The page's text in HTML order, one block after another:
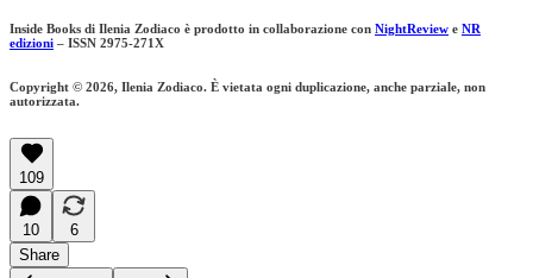
Inside Books di Ilenia Zodiaco è prodotto in collaborazione con NightReview e NR
edizioni – ISSN 2975-271X
Copyright © 2026, Ilenia Zodiaco. È vietata ogni duplicazione, anche parziale, non
autorizzata.
109
10
6
Share